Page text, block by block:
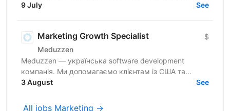
завдання — знаходити сайти, перевіряти їхню
9 July See
Marketing Growth Specialist
Meduzzen
$
Meduzzen — українська software development
компанія. Ми допомагаємо клієнтам із США та
Європи створювати веб- і мобільні продукти, AI-
3 August See
All jobs Marketing →